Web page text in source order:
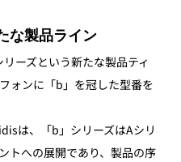
な製品ライン
ーズという新たな製品ティ
ォンに「b」を冠した型番を
は、「b」シリーズはAシリ
トへの展開であり、製品の序